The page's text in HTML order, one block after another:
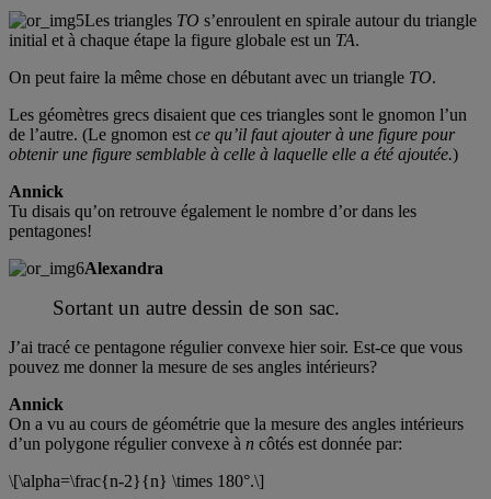
Les triangles TO s’enroulent en spirale autour du triangle
initial et à chaque étape la figure globale est un TA.
On peut faire la même chose en débutant avec un triangle TO.
Les géomètres grecs disaient que ces triangles sont le gnomon l’un
de l’autre. (Le gnomon est ce qu’il faut ajouter à une figure pour
obtenir une figure semblable à celle à laquelle elle a été ajoutée.)
Annick
Tu disais qu’on retrouve également le nombre d’or dans les
pentagones!
Alexandra
Sortant un autre dessin de son sac.
J’ai tracé ce pentagone régulier convexe hier soir. Est-ce que vous
pouvez me donner la mesure de ses angles intérieurs?
Annick
On a vu au cours de géométrie que la mesure des angles intérieurs
d’un polygone régulier convexe à n côtés est donnée par:
\[\alpha=\frac{n-2}{n} \times 180°.\]